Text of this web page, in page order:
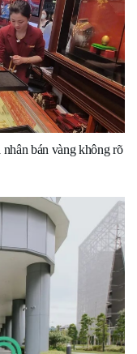
bán vàng không rõ